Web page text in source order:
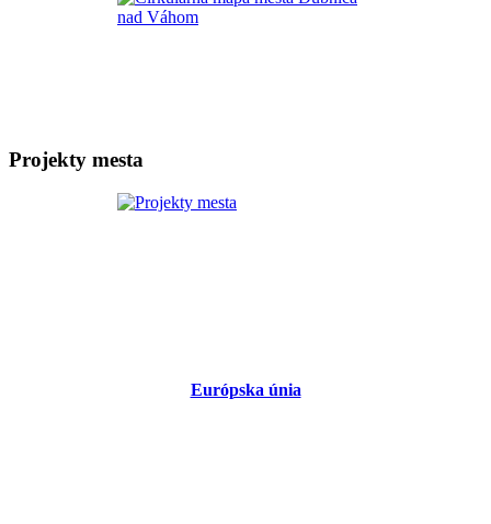
Projekty mesta
Európska únia